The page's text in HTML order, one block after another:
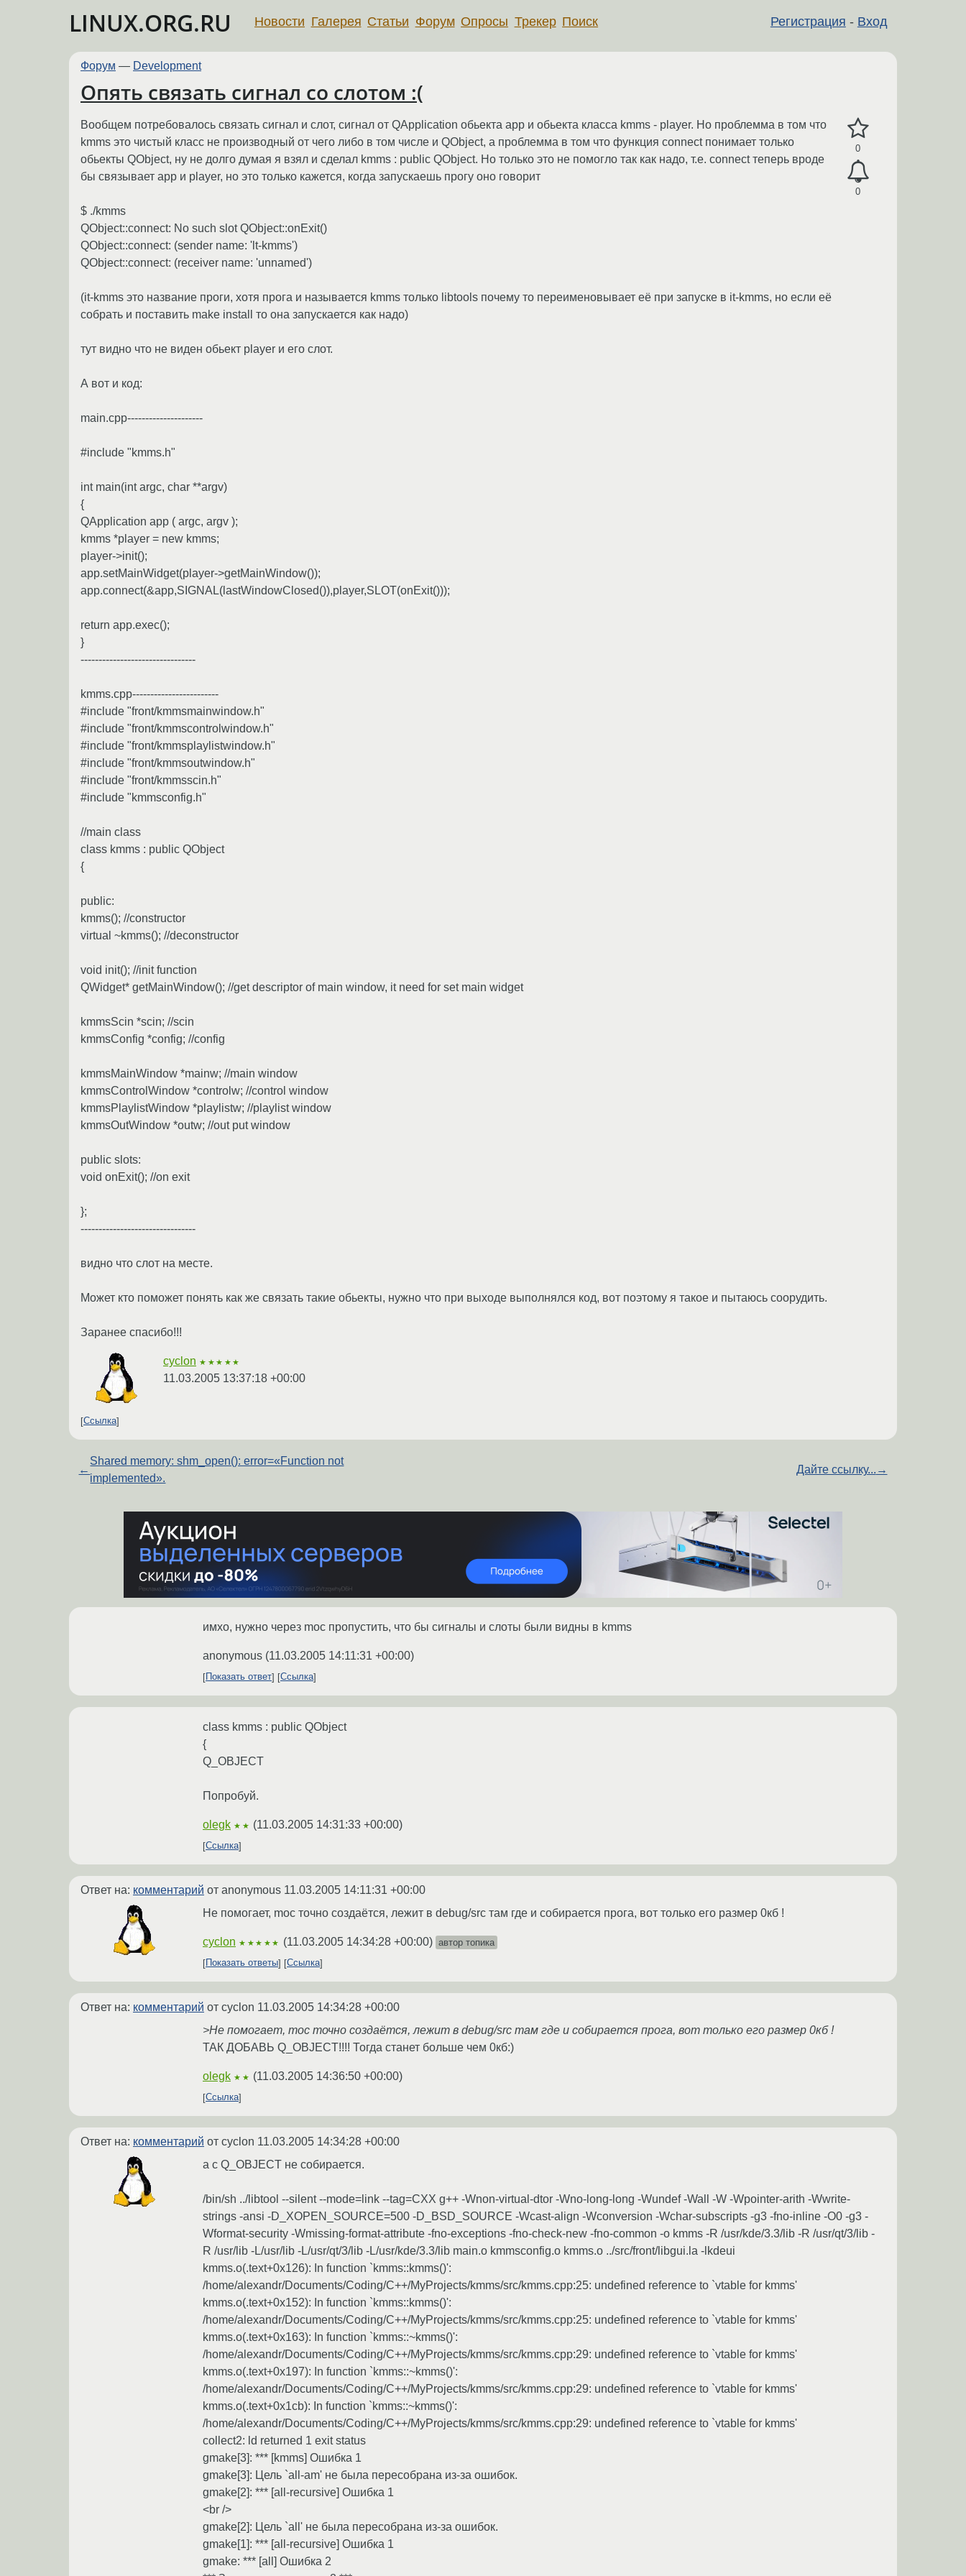
LINUX.ORG.RU Регистрация - Вход
Новости Галерея Статьи Форум Опросы Трекер Поиск
Форум — Development
Опять связать сигнал со слотом :(
0
0
Вообщем потребовалось связать сигнал и слот, сигнал от QApplication обьекта app и обьекта класса kmms - player. Но проблемма в том что
kmms это чистый класс не производный от чего либо в том числе и QObject, а проблемма в том что функция connect понимает только
обьекты QObject, ну не долго думая я взял и сделал kmms : public QObject. Но только это не помогло так как надо, т.е. connect теперь вроде
бы связывает app и player, но это только кажется, когда запускаешь прогу оно говорит
$ ./kmms
QObject::connect: No such slot QObject::onExit()
QObject::connect: (sender name: 'lt-kmms')
QObject::connect: (receiver name: 'unnamed')
(it-kmms это название проги, хотя прога и называется kmms только libtools почему то переименовывает её при запуске в it-kmms, но если её
собрать и поставить make install то она запускается как надо)
тут видно что не виден обьект player и его слот.
А вот и код:
main.cpp---------------------
#include "kmms.h"
int main(int argc, char **argv)
{
QApplication app ( argc, argv );
kmms *player = new kmms;
player->init();
app.setMainWidget(player->getMainWindow());
app.connect(&app,SIGNAL(lastWindowClosed()),player,SLOT(onExit()));
return app.exec();
}
--------------------------------
kmms.cpp------------------------
#include "front/kmmsmainwindow.h"
#include "front/kmmscontrolwindow.h"
#include "front/kmmsplaylistwindow.h"
#include "front/kmmsoutwindow.h"
#include "front/kmmsscin.h"
#include "kmmsconfig.h"
//main class
class kmms : public QObject
{
public:
kmms(); //constructor
virtual ~kmms(); //deconstructor
void init(); //init function
QWidget* getMainWindow(); //get descriptor of main window, it need for set main widget
kmmsScin *scin; //scin
kmmsConfig *config; //config
kmmsMainWindow *mainw; //main window
kmmsControlWindow *controlw; //control window
kmmsPlaylistWindow *playlistw; //playlist window
kmmsOutWindow *outw; //out put window
public slots:
void onExit(); //on exit
};
--------------------------------
видно что слот на месте.
Может кто поможет понять как же связать такие обьекты, нужно что при выходе выполнялся код, вот поэтому я такое и пытаюсь соорудить.
Заранее спасибо!!!
cyclon ★★★★★
11.03.2005 13:37:18 +00:00
Ссылка
←
Shared memory: shm_open(): error=«Function not
implemented».
Дайте ссылку... →
имхо, нужно через moc пропустить, что бы сигналы и слоты были видны в kmms
anonymous (11.03.2005 14:11:31 +00:00)
Показать ответ Ссылка
class kmms : public QObject
{
Q_OBJECT
Попробуй.
olegk ★★ (11.03.2005 14:31:33 +00:00)
Ссылка
Ответ на: комментарий от anonymous 11.03.2005 14:11:31 +00:00
Не помогает, moc точно создаётся, лежит в debug/src там где и собирается прога, вот только его размер 0кб !
cyclon ★★★★★ (11.03.2005 14:34:28 +00:00) автор топика
Показать ответы
Ссылка
Ответ на: комментарий от cyclon 11.03.2005 14:34:28 +00:00
>Не помогает, moc точно создаётся, лежит в debug/src там где и собирается прога, вот только его размер 0кб !
ТАК ДОБАВЬ Q_OBJECT!!!! Тогда станет больше чем 0кб:)
olegk ★★ (11.03.2005 14:36:50 +00:00)
Ссылка
Ответ на: комментарий от cyclon 11.03.2005 14:34:28 +00:00
а с Q_OBJECT не собирается.
/bin/sh ../libtool --silent --mode=link --tag=CXX g++ -Wnon-virtual-dtor -Wno-long-long -Wundef -Wall -W -Wpointer-arith -Wwrite-
strings -ansi -D_XOPEN_SOURCE=500 -D_BSD_SOURCE -Wcast-align -Wconversion -Wchar-subscripts -g3 -fno-inline -O0 -g3 -
Wformat-security -Wmissing-format-attribute -fno-exceptions -fno-check-new -fno-common -o kmms -R /usr/kde/3.3/lib -R /usr/qt/3/lib -
R /usr/lib -L/usr/lib -L/usr/qt/3/lib -L/usr/kde/3.3/lib main.o kmmsconfig.o kmms.o ../src/front/libgui.la -lkdeui
kmms.o(.text+0x126): In function `kmms::kmms()':
/home/alexandr/Documents/Coding/C++/MyProjects/kmms/src/kmms.cpp:25: undefined reference to `vtable for kmms'
kmms.o(.text+0x152): In function `kmms::kmms()':
/home/alexandr/Documents/Coding/C++/MyProjects/kmms/src/kmms.cpp:25: undefined reference to `vtable for kmms'
kmms.o(.text+0x163): In function `kmms::~kmms()':
/home/alexandr/Documents/Coding/C++/MyProjects/kmms/src/kmms.cpp:29: undefined reference to `vtable for kmms'
kmms.o(.text+0x197): In function `kmms::~kmms()':
/home/alexandr/Documents/Coding/C++/MyProjects/kmms/src/kmms.cpp:29: undefined reference to `vtable for kmms'
kmms.o(.text+0x1cb): In function `kmms::~kmms()':
/home/alexandr/Documents/Coding/C++/MyProjects/kmms/src/kmms.cpp:29: undefined reference to `vtable for kmms'
collect2: ld returned 1 exit status
gmake[3]: *** [kmms] Ошибка 1
gmake[3]: Цель `all-am' не была пересобрана из-за ошибок.
gmake[2]: *** [all-recursive] Ошибка 1
<br />
gmake[2]: Цель `all' не была пересобрана из-за ошибок.
gmake[1]: *** [all-recursive] Ошибка 1
gmake: *** [all] Ошибка 2